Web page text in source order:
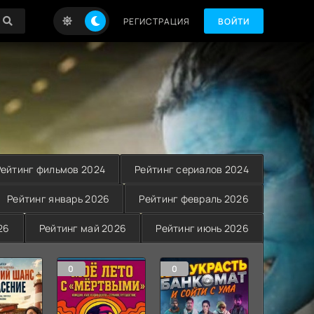
РЕГИСТРАЦИЯ ВОЙТИ
фильмов 2024 Рейтинг сериалов 2024
Рейтинг январь 2026 Рейтинг февраль 2026
Рейтинг май 2026 Рейтинг июнь 2026
0 0